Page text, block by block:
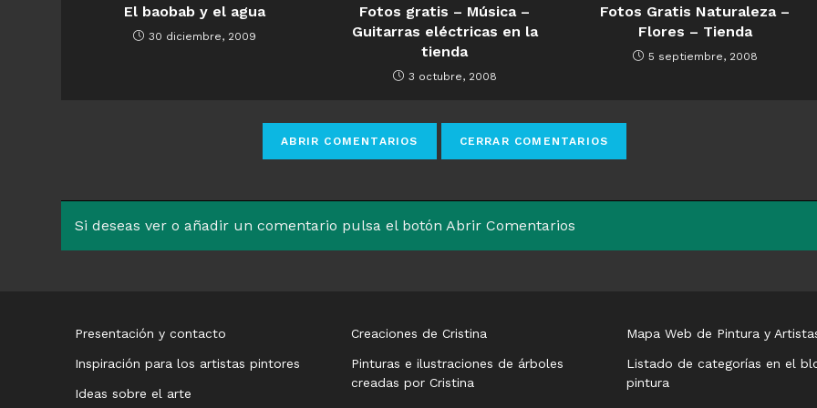
El baobab y el agua
30 diciembre, 2009
Fotos gratis – Música –
Guitarras eléctricas en la
tienda
3 octubre, 2008
Fotos Gratis Naturaleza –
Flores – Tienda
5 septiembre, 2008
Si deseas ver o añadir un comentario pulsa el botón Abrir Comentarios
Presentación y contacto
Inspiración para los artistas pintores
Ideas sobre el arte
Creaciones de Cristina
Pinturas e ilustraciones de árboles
creadas por Cristina
Mapa Web de Pintura y
Listado de categorías en el
pintura